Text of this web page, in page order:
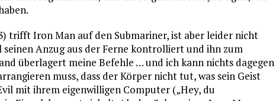
trifft Iron Man auf den Submariner, ist aber leider nicht
Anzug aus der Ferne kontrolliert und ihn zum
überlagert meine Befehle … und ich kann nichts dagegen
muss, dass der Körper nicht tut, was sein Geist
mit ihrem eigenwilligen Computer („Hey, du